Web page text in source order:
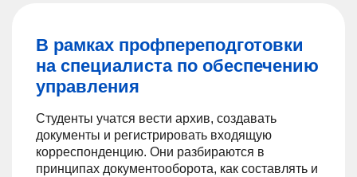
В рамках профпереподготовки
на специалиста по обеспечению
управления
Студенты учатся вести архив, создавать
документы и регистрировать входящую
корреспонденцию. Они разбираются в
принципах документооборота, как составлять и